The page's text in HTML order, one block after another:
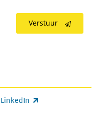
Verstuur
LinkedIn
link)